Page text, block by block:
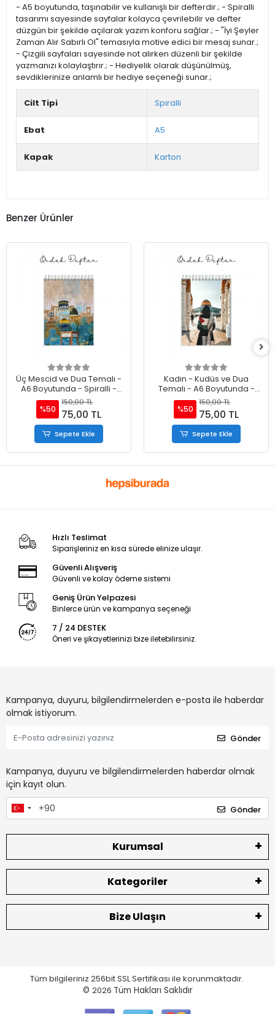
- A5 boyutunda, taşınabilir ve kullanışlı bir defterdir.; - Spiralli
tasarımı sayesinde sayfalar kolayca çevrilebilir ve defter
düzgün bir şekilde açılarak yazım konforu sağlar.; - "İyi Şeyler
Zaman Alır Sabırlı Ol" temasıyla motive edici bir mesaj sunar.;
- Çizgili sayfaları sayesinde not alırken düzenli bir şekilde
yazmanızı kolaylaştırır.; - Hediyelik olarak düşünülmüş,
sevdiklerinize anlamlı bir hediye seçeneği sunar.;
Cilt Tipi Spiralli
Ebat A5
Kapak Karton
Benzer Ürünler
Üç Mescid ve Dua Temalı -
A6 Boyutunda - Spiralli -
Hediyelik Defter - Çizgili
%50
150,00 TL
75,00 TL
Sepete Ekle
Kadın - Kudüs ve Dua
Temalı - A6 Boyutunda -
Spiralli - Hediyelik Defter -
Çizgili
%50
150,00 TL
75,00 TL
Sepete Ekle
Hızlı Teslimat
Siparişleriniz en kısa sürede elinize ulaşır.
Güvenli Alışveriş
Güvenli ve kolay ödeme sistemi
Geniş Ürün Yelpazesi
Binlerce ürün ve kampanya seçeneği
7 / 24 DESTEK
Öneri ve şikayetlerinizi bize iletebilirsiniz.
Kampanya, duyuru, bilgilendirmelerden e-posta ile haberdar
olmak istiyorum.
Gönder
Kampanya, duyuru ve bilgilendirmelerden haberdar olmak
için kayıt olun.
Gönder
Kurumsal
Kategoriler
Bize Ulaşın
Tüm bilgileriniz 256bit SSL Sertifikası ile korunmaktadır.
© 2026 Tüm Hakları Saklıdır